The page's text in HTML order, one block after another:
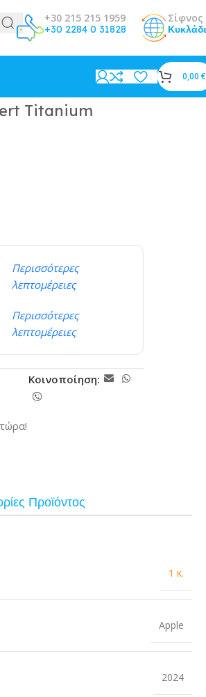
+30 215 215 1959
+30 2284 0 31828
Σίφνος
0,00 €
Titanium
Περισσότερες
λεπτομέρειες
Περισσότερες
λεπτομέρειες
Κοινοποίηση:
Προϊόντος
1 κ.
Apple
2024